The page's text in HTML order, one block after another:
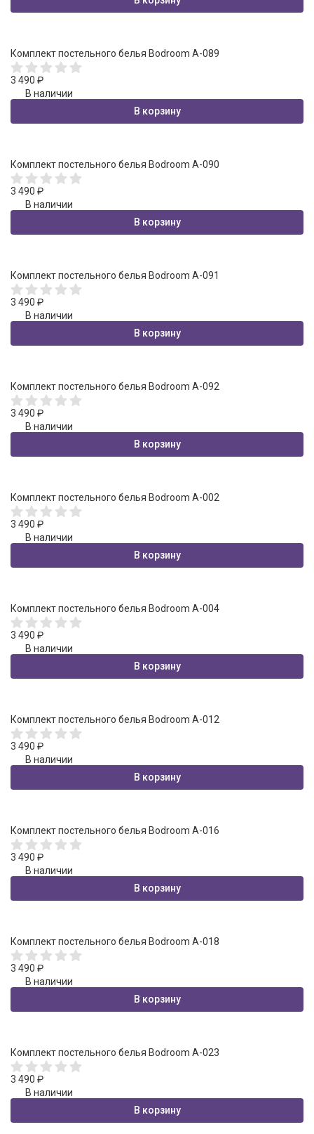
Комплект постельного белья Bodroom A-089
3 490 ₽
В наличии
В корзину
Комплект постельного белья Bodroom A-090
3 490 ₽
В наличии
В корзину
Комплект постельного белья Bodroom A-091
3 490 ₽
В наличии
В корзину
Комплект постельного белья Bodroom A-092
3 490 ₽
В наличии
В корзину
Комплект постельного белья Bodroom A-002
3 490 ₽
В наличии
В корзину
Комплект постельного белья Bodroom A-004
3 490 ₽
В наличии
В корзину
Комплект постельного белья Bodroom A-012
3 490 ₽
В наличии
В корзину
Комплект постельного белья Bodroom A-016
3 490 ₽
В наличии
В корзину
Комплект постельного белья Bodroom A-018
3 490 ₽
В наличии
В корзину
Комплект постельного белья Bodroom A-023
3 490 ₽
В наличии
В корзину